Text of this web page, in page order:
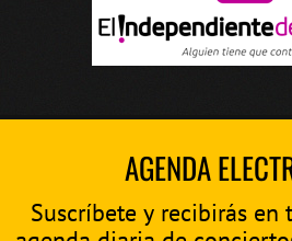
AGENDA
Suscríbete y recibirás en